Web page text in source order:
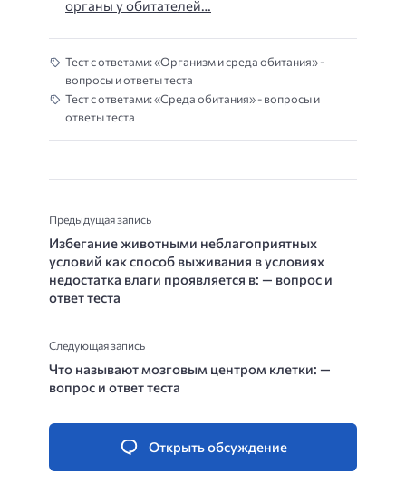
органы у обитателей…
Тест с ответами: «Организм и среда обитания» -
вопросы и ответы теста
Тест с ответами: «Среда обитания» - вопросы и
ответы теста
Предыдущая запись
Избегание животными неблагоприятных
условий как способ выживания в условиях
недостатка влаги проявляется в: — вопрос и
ответ теста
Следующая запись
Что называют мозговым центром клетки: —
вопрос и ответ теста
Открыть обсуждение